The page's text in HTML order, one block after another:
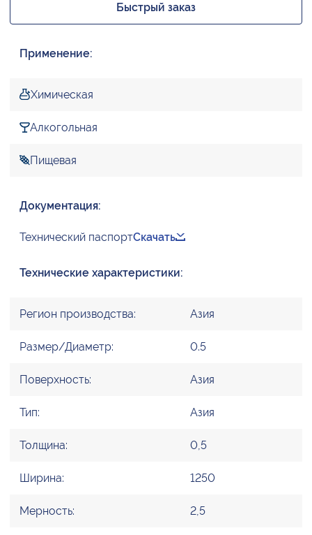
Быстрый заказ
Применение:
Химическая
Алкогольная
Пищевая
Документация:
Технический паспортСкачать
Технические характеристики:
Регион производства: Азия
Размер/Диаметр: 0.5
Поверхность: Азия
Тип: Азия
Толщина: 0,5
Ширина: 1250
Мерность: 2,5